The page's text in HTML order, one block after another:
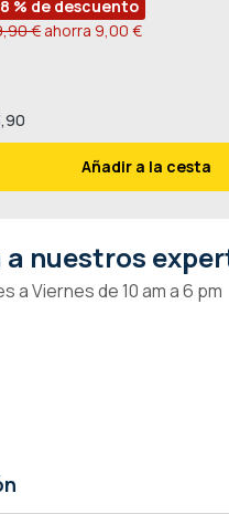
% de descuento
€ ahorra 9,00 €
Añadir a la cesta
a nuestros
a Viernes de 10 am a 6 pm